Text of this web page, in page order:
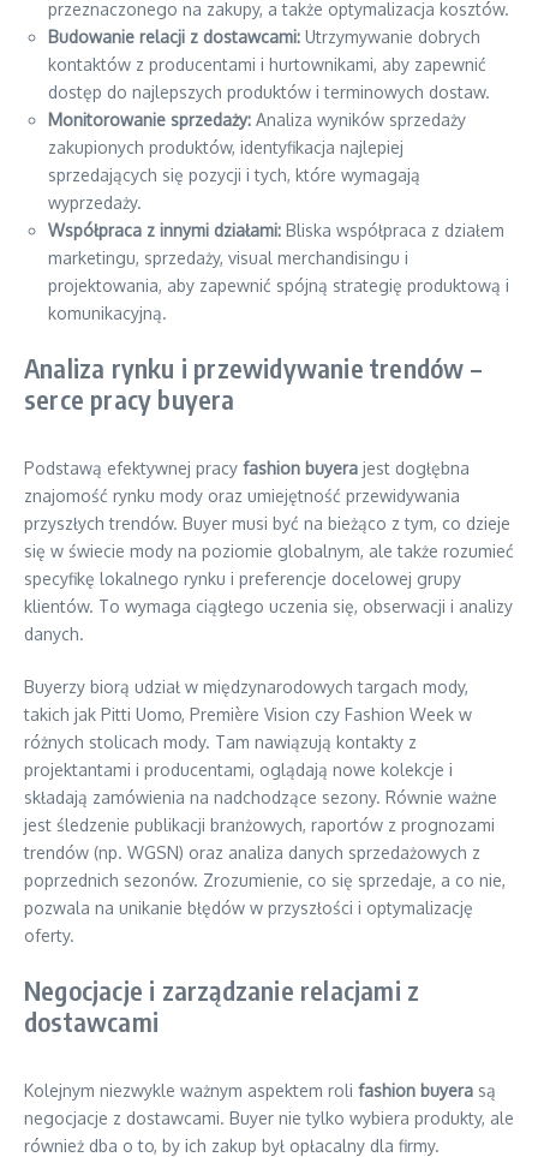
przeznaczonego na zakupy, a także optymalizacja kosztów.
Budowanie relacji z dostawcami: Utrzymywanie dobrych
kontaktów z producentami i hurtownikami, aby zapewnić
dostęp do najlepszych produktów i terminowych dostaw.
Monitorowanie sprzedaży: Analiza wyników sprzedaży
zakupionych produktów, identyfikacja najlepiej
sprzedających się pozycji i tych, które wymagają
wyprzedaży.
Współpraca z innymi działami: Bliska współpraca z działem
marketingu, sprzedaży, visual merchandisingu i
projektowania, aby zapewnić spójną strategię produktową i
komunikacyjną.
Analiza rynku i przewidywanie trendów –
serce pracy buyera
Podstawą efektywnej pracy fashion buyera jest dogłębna
znajomość rynku mody oraz umiejętność przewidywania
przyszłych trendów. Buyer musi być na bieżąco z tym, co dzieje
się w świecie mody na poziomie globalnym, ale także rozumieć
specyfikę lokalnego rynku i preferencje docelowej grupy
klientów. To wymaga ciągłego uczenia się, obserwacji i analizy
danych.
Buyerzy biorą udział w międzynarodowych targach mody,
takich jak Pitti Uomo, Première Vision czy Fashion Week w
różnych stolicach mody. Tam nawiązują kontakty z
projektantami i producentami, oglądają nowe kolekcje i
składają zamówienia na nadchodzące sezony. Równie ważne
jest śledzenie publikacji branżowych, raportów z prognozami
trendów (np. WGSN) oraz analiza danych sprzedażowych z
poprzednich sezonów. Zrozumienie, co się sprzedaje, a co nie,
pozwala na unikanie błędów w przyszłości i optymalizację
oferty.
Negocjacje i zarządzanie relacjami z
dostawcami
Kolejnym niezwykle ważnym aspektem roli fashion buyera są
negocjacje z dostawcami. Buyer nie tylko wybiera produkty, ale
również dba o to, by ich zakup był opłacalny dla firmy.